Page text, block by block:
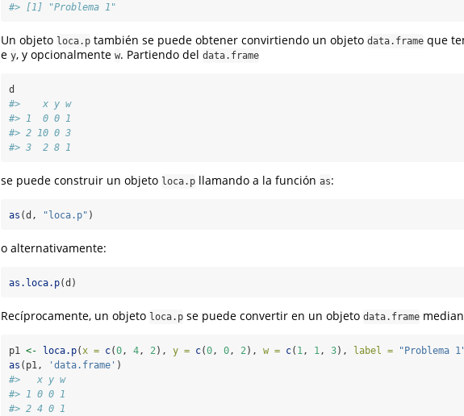
#> [1] "Problema 1"
Un objeto loca.p también se puede obtener convirtiendo un objeto data.frame que
e y, y opcionalmente w. Partiendo del data.frame
d
#>    x y w
#> 1  0 0 1
#> 2 10 0 3
#> 3  2 8 1
se puede construir un objeto loca.p llamando a la función as:
as (d, "loca.p" )
o alternativamente:
as.loca.p(d)
Recíprocamente, un objeto loca.p se puede convertir en un objeto data.frame
p1 <- loca.p(x = c(0, 4, 2), y = c(0, 0, 2), w = c( 1, 1, 3), label = "Problema
as (p1, 'data.frame' )
#>   x y w
#> 1 0 0 1
#> 2 4 0 1